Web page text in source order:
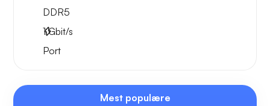
DDR5
1Gbit/s
Port
Mest populære